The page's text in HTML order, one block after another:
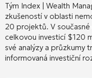
Tým Index | Wealth
zkušeností v oblasti
20 projektů. V
celkovou investicí $120
své analýzy a průzkumy
informovaná investiční